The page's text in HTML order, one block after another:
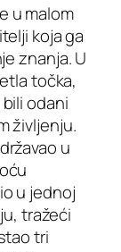
u malom
koja ga
znanja. U
točka,
odani
življenju.
u
u jednoj
tražeći
tri